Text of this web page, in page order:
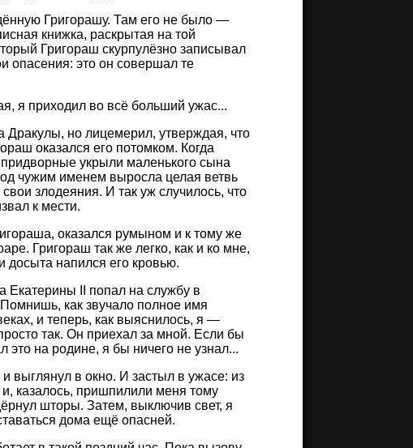
Григорашу. Там его не было —
книжка, раскрытая на той
Григораш скурпулёзно записывал
опасения: это он совершал те
я приходил во всё больший ужас...
Дракулы, но лицемерил, утверждая, что
оказался его потомком. Когда
укрыли маленького сына
чужим именем выросла целая ветвь
злодеяния. И так уж случилось, что
к мести.
оказался румыном и к тому же
Григораш так же легко, как и ко мне,
досыта напился его кровью.
Екатерины II попал на службу в
как звучало полное имя
и теперь, как выяснилось, я —
так. Он приехал за мной. Если бы
это на родине, я бы ничего не узнал...
выглянул в окно. И застыл в ужасе: из
казалось, пришпилили меня тому
шторы. Затем, выключив свет, я
дома ещё опасней.